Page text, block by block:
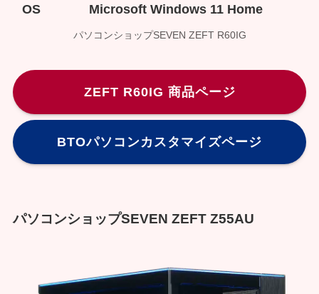
OS Microsoft Windows 11 Home
パソコンショップSEVEN ZEFT R60IG
ZEFT R60IG 商品ページ
BTOパソコンカスタマイズページ
パソコンショップSEVEN ZEFT Z55AU